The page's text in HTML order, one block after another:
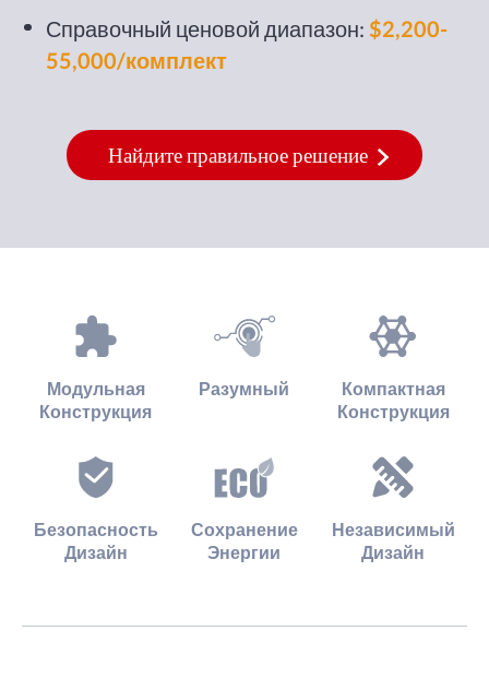
Справочный ценовой диапазон: $2,200-
55,000/комплект
Найдите правильное решение
Модульная
Конструкция
Разумный
Компактная
Конструкция
Безопасность
Дизайн
Сохранение
Энергии
Независимый
Дизайн